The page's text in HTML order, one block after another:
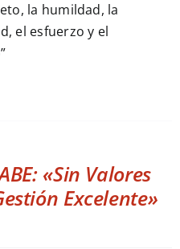
la humildad, la
el esfuerzo y el
«Sin Valores
Excelente»